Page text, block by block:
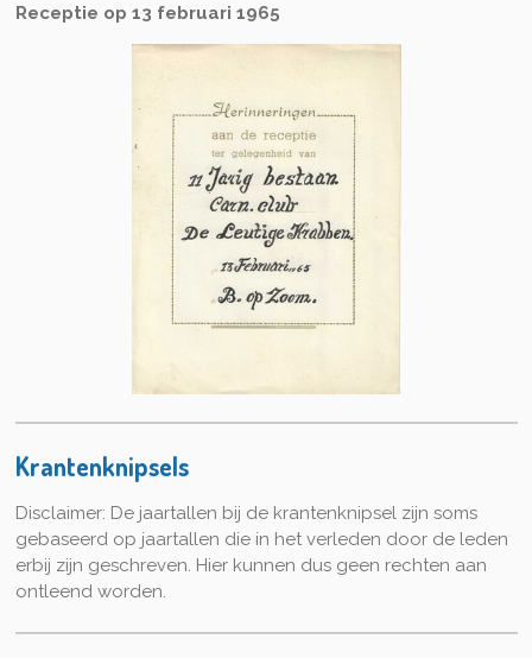
Receptie op 13 februari 1965
Krantenknipsels
Disclaimer: De jaartallen bij de krantenknipsel zijn soms
gebaseerd op jaartallen die in het verleden door de leden
erbij zijn geschreven. Hier kunnen dus geen rechten aan
ontleend worden.